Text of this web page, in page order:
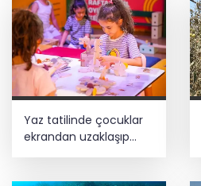
Yaz tatilinde çocuklar
ekrandan uzaklaşıp
hareketle buluşuyor